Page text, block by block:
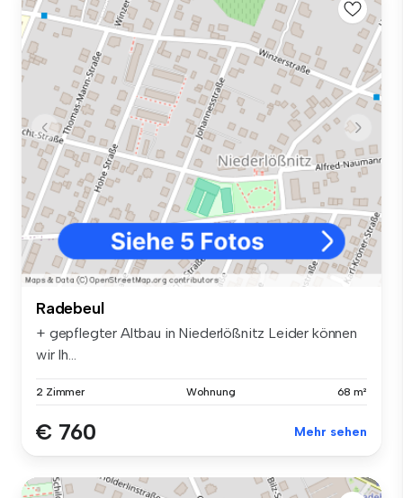
Radebeul
+ gepflegter Altbau in Niederlößnitz Leider können
wir Ih...
2 Zimmer Wohnung 68 m²
€ 760 Mehr sehen